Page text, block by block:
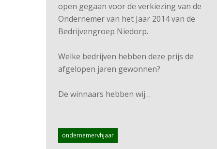
open gegaan voor de verkiezing van de
Ondernemer van het Jaar 2014 van de
Bedrijvengroep Niedorp.
Welke bedrijven hebben deze prijs de
afgelopen jaren gewonnen?
De winnaars hebben wij…
ondernemervhjaar